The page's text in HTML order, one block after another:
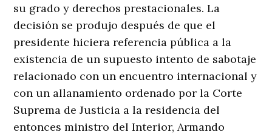
su grado y derechos prestacionales. La
decisión se produjo después de que el
presidente hiciera referencia pública a la
existencia de un supuesto intento de sabotaje
relacionado con un encuentro internacional y
con un allanamiento ordenado por la Corte
Suprema de Justicia a la residencia del
entonces ministro del Interior, Armando